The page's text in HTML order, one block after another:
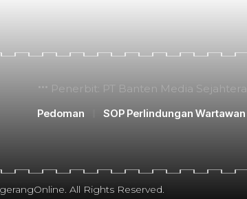
Penerbit: PT Banten Media Sejahtera
Pedoman
SOP Perlindungan Wartawan
All Rights Reserved.